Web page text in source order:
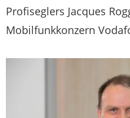
Profiseglers Jacques
Mobilfunkkonzern